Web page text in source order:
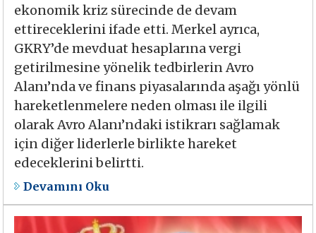
ekonomik kriz sürecinde de devam
ettireceklerini ifade etti. Merkel ayrıca,
GKRY’de mevduat hesaplarına vergi
getirilmesine yönelik tedbirlerin Avro
Alanı’nda ve finans piyasalarında aşağı yönlü
hareketlenmelere neden olması ile ilgili
olarak Avro Alanı’ndaki istikrarı sağlamak
için diğer liderlerle birlikte hareket
edeceklerini belirtti.
Devamını Oku